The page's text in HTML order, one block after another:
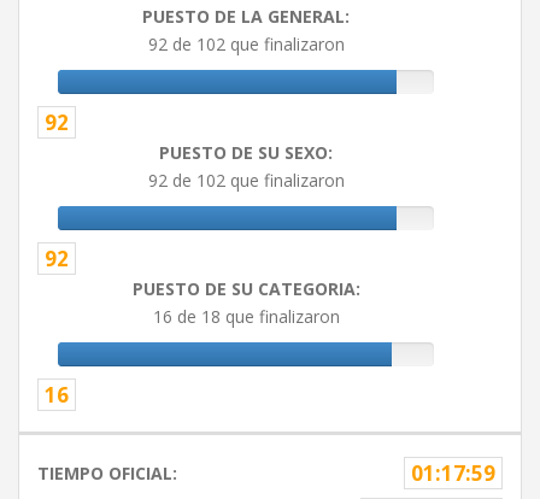
PUESTO DE LA GENERAL:
92 de 102 que finalizaron
92
PUESTO DE SU SEXO:
92 de 102 que finalizaron
92
PUESTO DE SU CATEGORIA:
16 de 18 que finalizaron
16
TIEMPO OFICIAL: 01:17:59